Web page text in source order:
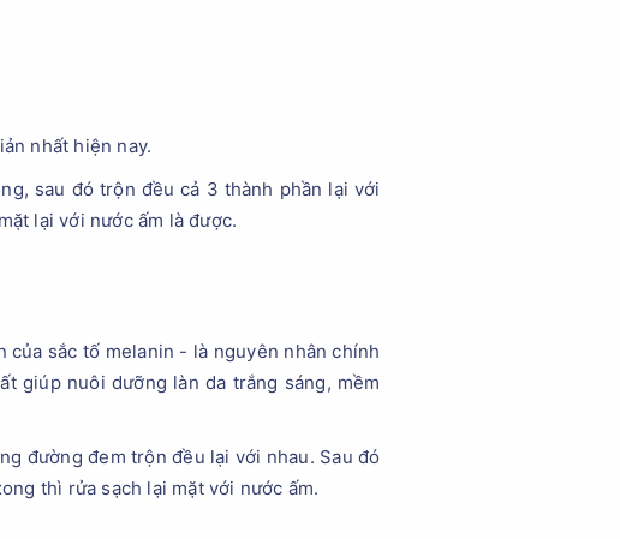
nhất hiện nay.
sau đó trộn đều cả 3 thành phần lại với
lại với nước ấm là được.
sắc tố melanin - là nguyên nhân chính
giúp nuôi dưỡng làn da trắng sáng, mềm
đường đem trộn đều lại với nhau. Sau đó
thì rửa sạch lại mặt với nước ấm.